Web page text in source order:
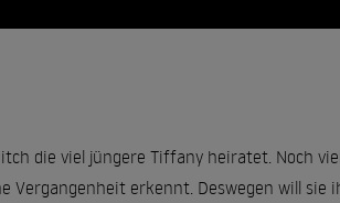
die viel jüngere Tiffany heiratet. Noch
Vergangenheit erkennt. Deswegen will sie